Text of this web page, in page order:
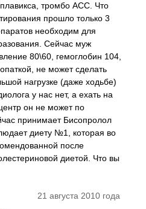
тромбо АСС. Что
прошло только 3
необходим для
Сейчас муж
80\60, гемоглобин 104,
не может сделать
нагрузке (даже ходьбе)
у нас нет, а ехать на
он не может по
принимает Бисопролол
диету №1, которая во
после
диетой. Что вы
21 августа 2010 года